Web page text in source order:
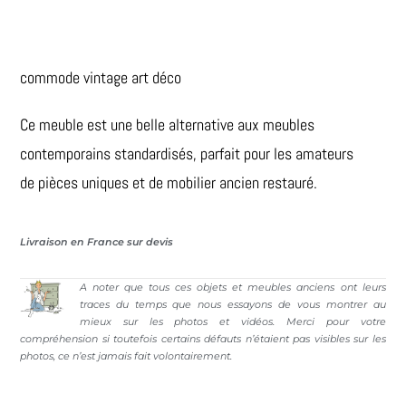
commode vintage art déco
Ce meuble est une belle alternative aux meubles
contemporains standardisés, parfait pour les amateurs
de pièces uniques et de mobilier ancien restauré.
Livraison en France sur devis
A noter que tous ces objets et meubles anciens ont leurs
traces du temps que nous essayons de vous montrer au
mieux sur les photos et vidéos. Merci pour votre
compréhension si toutefois certains défauts n’étaient pas visibles sur les
photos, ce n’est jamais fait volontairement.